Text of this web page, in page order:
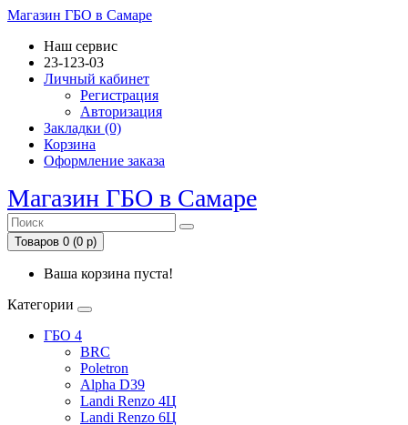
Магазин ГБО в Самаре
Наш сервис
23-123-03
Личный кабинет
Регистрация
Авторизация
Закладки (0)
Корзина
Оформление заказа
Магазин ГБО в Самаре
Товаров 0 (0 р)
Ваша корзина пуста!
Категории
ГБО 4
BRC
Poletron
Alpha D39
Landi Renzo 4Ц
Landi Renzo 6Ц